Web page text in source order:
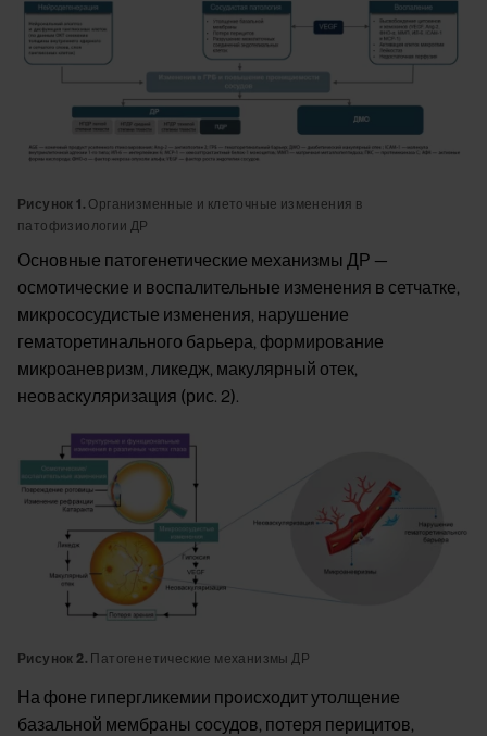
Рисунок 1. Организменные и клеточные изменения в
патофизиологии ДР
Основные патогенетические механизмы ДР —
осмотические и воспалительные изменения в сетчатке,
микрососудистые изменения, нарушение
гематоретинального барьера, формирование
микроаневризм, ликедж, макулярный отек,
неоваскуляризация (рис. 2).
Рисунок 2. Патогенетические механизмы ДР
На фоне гипергликемии происходит утолщение
базальной мембраны сосудов, потеря перицитов,